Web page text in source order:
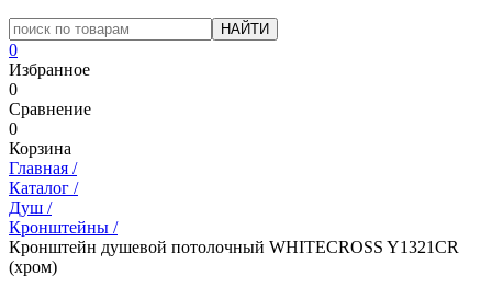
0
Избранное
0
Сравнение
0
Корзина
Главная /
Каталог /
Душ /
Кронштейны /
Кронштейн душевой потолочный WHITECROSS Y1321CR
(хром)